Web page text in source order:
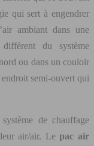
qui sert à engendrer
ambiant dans une
du système
ou dans un couloir
semi-ouvert qui
de chauffage
air/air. Lepac air